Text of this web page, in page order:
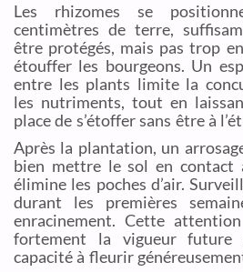
Les rhizomes se
centimètres de terre,
être protégés, mais pas trop
étouffer les bourgeons. Un
entre les plants limite la
les nutriments, tout en
place de s’étoffer sans être à
Après la plantation, un
bien mettre le sol en contact
élimine les poches d’air.
durant les premières
enracinement. Cette
fortement la vigueur
capacité à fleurir